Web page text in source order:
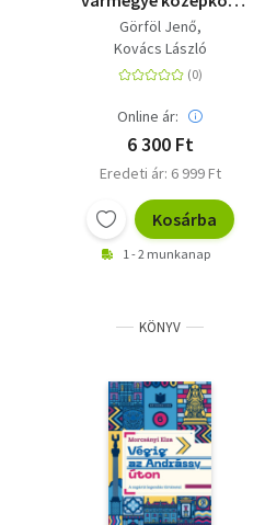
templomai
Görföl Jenő
Kovács László
Online ár:
6 300 Ft
Eredeti ár: 6 999 Ft
Kosárba
1 - 2 munkanap
KÖNYV